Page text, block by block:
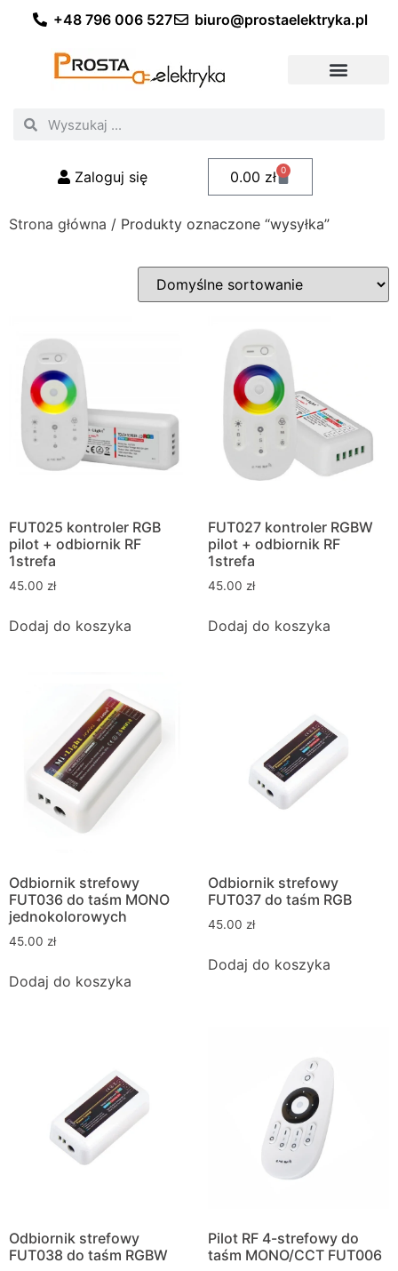
+48 796 006 527 biuro@prostaelektryka.pl
Zaloguj się 0.00 zł 0
Strona główna / Produkty oznaczone “wysyłka”
FUT025 kontroler RGB
pilot + odbiornik RF
1strefa
45.00 zł
Dodaj do koszyka
FUT027 kontroler RGBW
pilot + odbiornik RF
1strefa
45.00 zł
Dodaj do koszyka
Odbiornik strefowy
FUT036 do taśm MONO
jednokolorowych
45.00 zł
Dodaj do koszyka
Odbiornik strefowy
FUT037 do taśm RGB
45.00 zł
Dodaj do koszyka
Odbiornik strefowy
FUT038 do taśm RGBW
Pilot RF 4-strefowy do
taśm MONO/CCT FUT006